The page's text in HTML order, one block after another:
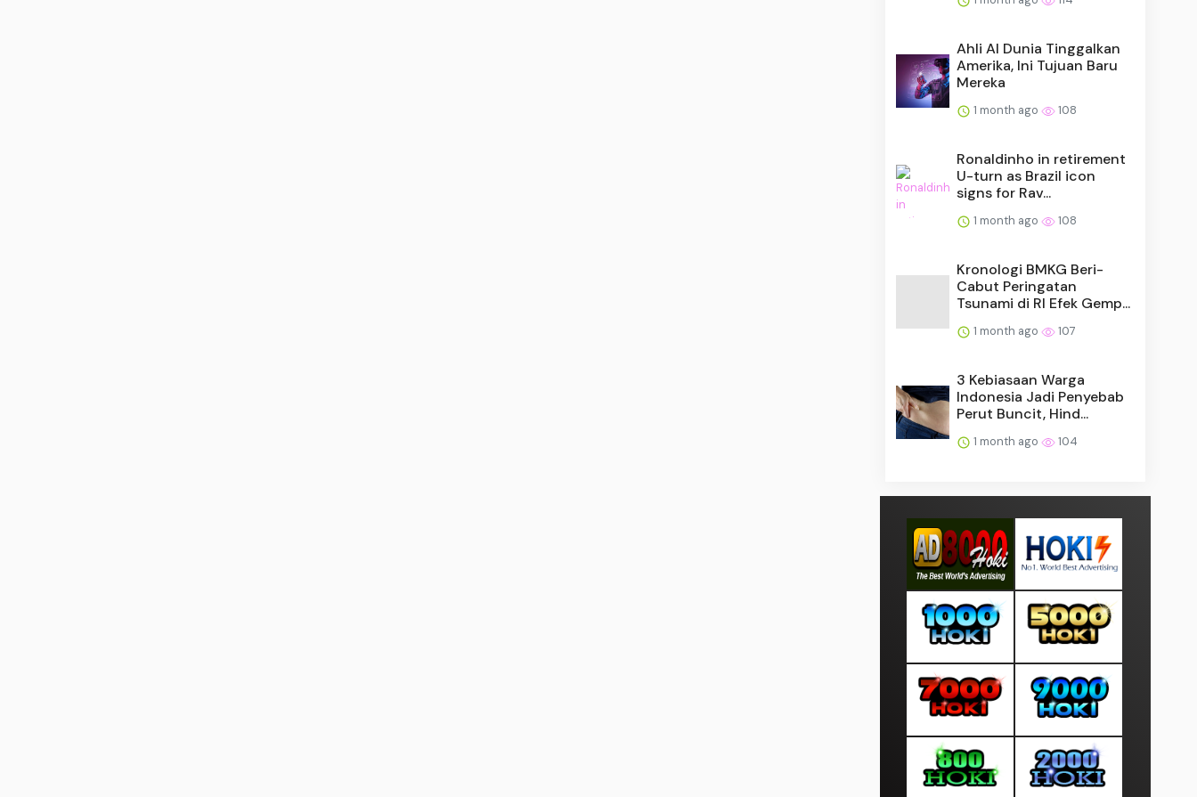
Ahli AI Dunia Tinggalkan
Amerika, Ini Tujuan Baru
Mereka
1 month ago 108
Ronaldinho in retirement
U-turn as Brazil icon
signs for Rav...
1 month ago 108
Kronologi BMKG Beri-
Cabut Peringatan
Tsunami di RI Efek Gemp...
1 month ago 107
3 Kebiasaan Warga
Indonesia Jadi Penyebab
Perut Buncit, Hind...
1 month ago 104